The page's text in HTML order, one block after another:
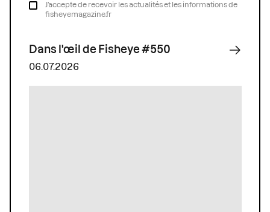
J’accepte de recevoir les actualités et les informations de
fisheyemagazine.fr
Dans l'œil de Fisheye #550
06.07.2026